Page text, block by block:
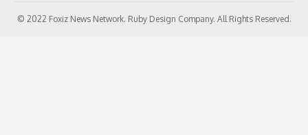
© 2022 Foxiz News Network. Ruby Design Company. All Rights Reserved.